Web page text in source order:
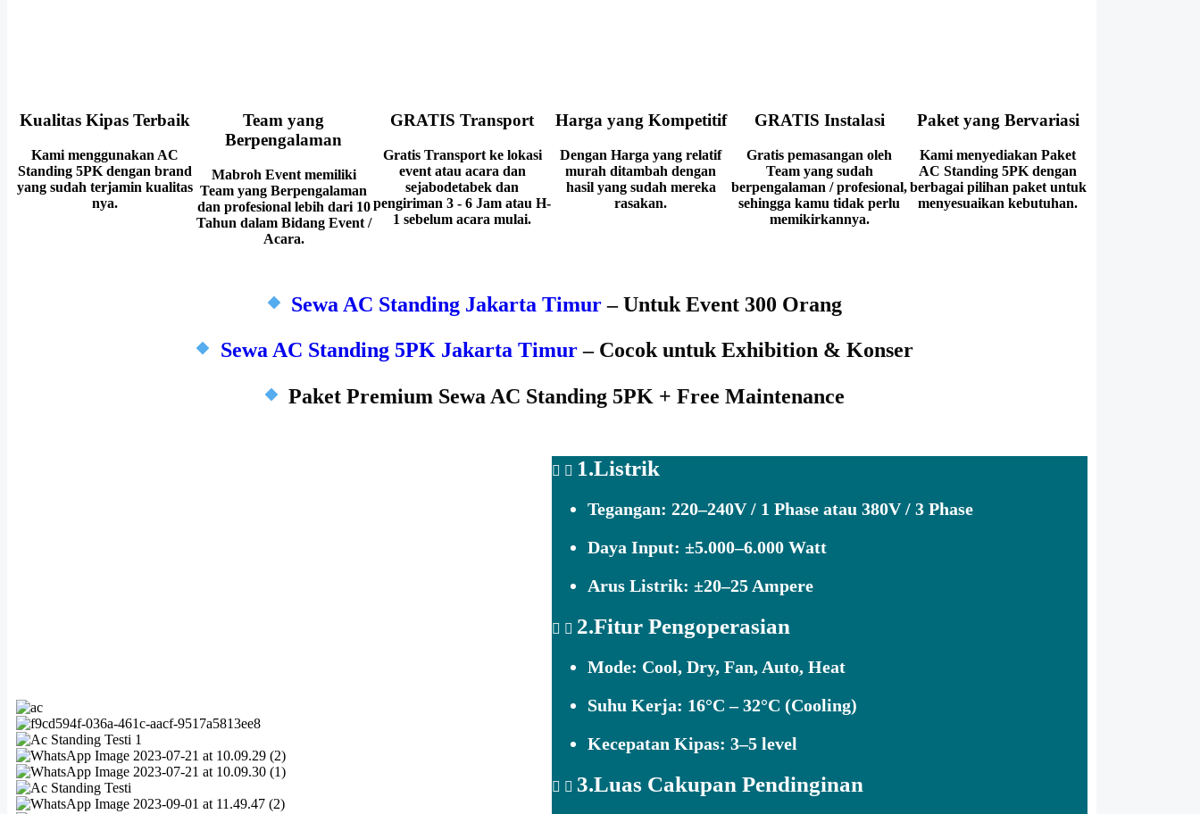
Kualitas Kipas Terbaik
Kami menggunakan AC
Standing 5PK dengan brand
yang sudah terjamin kualitas
nya.
Team yang
Berpengalaman
Mabroh Event memiliki
Team yang Berpengalaman
dan profesional lebih dari 10
Tahun dalam Bidang Event /
Acara.
GRATIS Transport
Gratis Transport ke lokasi
event atau acara dan
sejabodetabek dan
pengiriman 3 - 6 Jam atau H-
1 sebelum acara mulai.
Harga yang Kompetitif
Dengan Harga yang relatif
murah ditambah dengan
hasil yang sudah mereka
rasakan.
GRATIS Instalasi
Gratis pemasangan oleh
Team yang sudah
berpengalaman / profesional,
sehingga kamu tidak perlu
memikirkannya.
Paket yang Bervariasi
Kami menyediakan Paket
AC Standing 5PK dengan
berbagai pilihan paket untuk
menyesuaikan kebutuhan.
Sewa AC Standing Jakarta Timur– Untuk Event 300 Orang
Sewa AC Standing 5PK Jakarta Timur– Cocok untuk Exhibition & Konser
Paket Premium Sewa AC Standing 5PK + Free Maintenance
1.Listrik
Tegangan: 220–240V / 1 Phase atau 380V / 3 Phase
Daya Input: ±5.000–6.000 Watt
Arus Listrik: ±20–25 Ampere
2.Fitur Pengoperasian
Mode: Cool, Dry, Fan, Auto, Heat
Suhu Kerja: 16°C – 32°C (Cooling)
Kecepatan Kipas: 3–5 level
3.Luas Cakupan Pendinginan